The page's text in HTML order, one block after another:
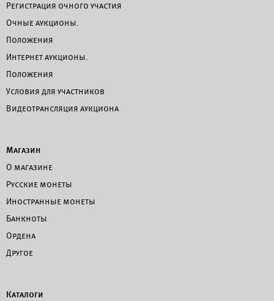
Регистрация очного участия
Очные аукционы.
Положения
Интернет аукционы.
Положения
Условия для участников
Видеотрансляция аукциона
Магазин
О магазине
Русские монеты
Иностранные монеты
Банкноты
Ордена
Другое
Каталоги